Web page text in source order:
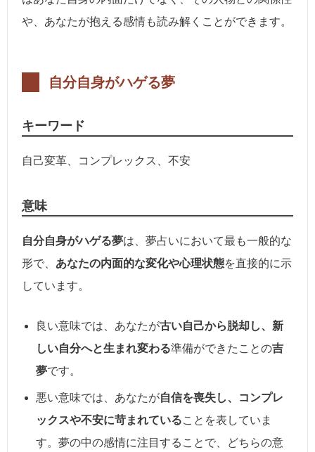
や、あなたが抱える感情も読み解くことができます。
自分自身がハゲる夢
キーワード
自己変革、コンプレックス、不安
意味
自分自身がハゲる夢は、夢占いにおいて最も一般的な
形で、 あなたの内面的な変化や心理状態を直接的に示
しています。
良い意味では、あなたが古い自己から脱却し、新
しい自分へと生まれ変わる準備ができたことの吉
夢です。
悪い意味では、あなたが自信を喪失し、コンプレ
ックスや不安に苛まれていることを表していま
す。夢の中の感情に注目することで、どちらの意